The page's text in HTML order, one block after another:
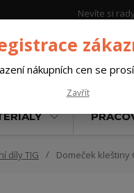
Nevíte si
díly TIG Domeček kleštiny
nákupních cen se
Zavřít